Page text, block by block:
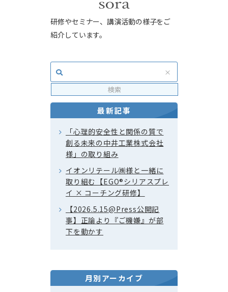
研修やセミナー、講演活動の様子をご
紹介しています。
最新記事
「心理的安全性と関係の質で
創る未来の中井工業株式会社
様」の取り組み
イオンリテール㈱様と一緒に
取り組む【EGO®シリアスプレ
イ × コーチング研修】
【2026.5.15@Press公開記
事】正論より『ご機嫌』が部
下を動かす
月別アーカイブ